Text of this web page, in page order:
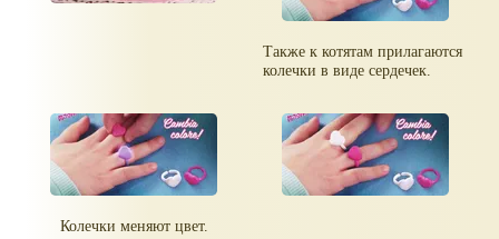
Также к котятам прилагаются
колечки в виде сердечек.
Колечки меняют цвет.